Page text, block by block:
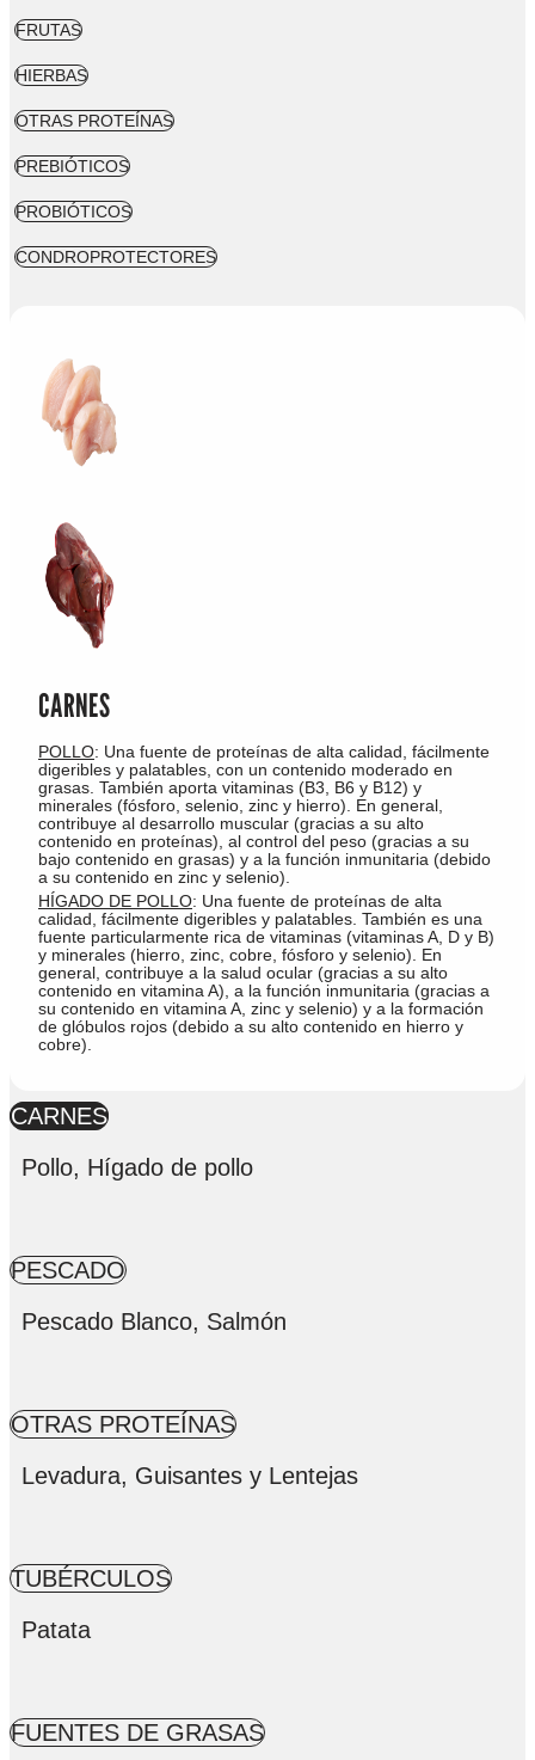
FRUTAS
HIERBAS
OTRAS PROTEÍNAS
PREBIÓTICOS
PROBIÓTICOS
CONDROPROTECTORES
CARNES
POLLO: Una fuente de proteínas de alta calidad, fácilmente
digeribles y palatables, con un contenido moderado en
grasas. También aporta vitaminas (B3, B6 y B12) y
minerales (fósforo, selenio, zinc y hierro). En general,
contribuye al desarrollo muscular (gracias a su alto
contenido en proteínas), al control del peso (gracias a su
bajo contenido en grasas) y a la función inmunitaria (debido
a su contenido en zinc y selenio).
HÍGADO DE POLLO: Una fuente de proteínas de alta
calidad, fácilmente digeribles y palatables. También es una
fuente particularmente rica de vitaminas (vitaminas A, D y B)
y minerales (hierro, zinc, cobre, fósforo y selenio). En
general, contribuye a la salud ocular (gracias a su alto
contenido en vitamina A), a la función inmunitaria (gracias a
su contenido en vitamina A, zinc y selenio) y a la formación
de glóbulos rojos (debido a su alto contenido en hierro y
cobre).
CARNES
Pollo, Hígado de pollo
PESCADO
Pescado Blanco, Salmón
OTRAS PROTEÍNAS
Levadura, Guisantes y Lentejas
TUBÉRCULOS
Patata
FUENTES DE GRASAS